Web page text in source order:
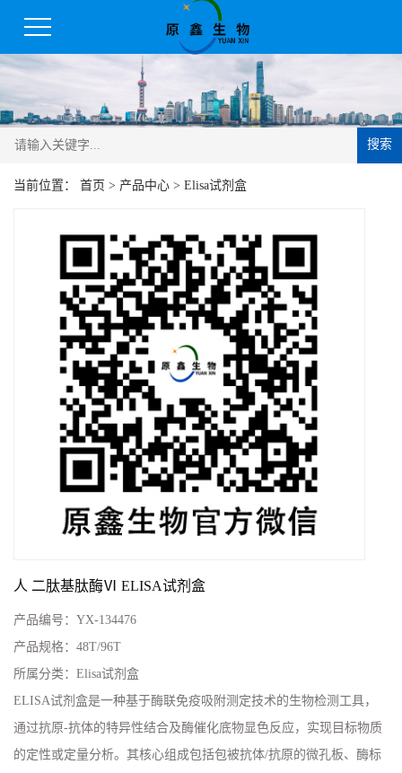
搜索
当前位置： 首页 > 产品中心 > Elisa试剂盒
人 二肽基肽酶Ⅵ ELISA试剂盒
产品编号： YX-134476
产品规格： 48T/96T
所属分类： Elisa试剂盒
ELISA试剂盒是一种基于酶联免疫吸附测定技术的生物检测工具，
通过抗原-抗体的特异性结合及酶催化底物显色反应，实现目标物质
的定性或定量分析。其核心组成包括包被抗体/抗原的微孔板、酶标